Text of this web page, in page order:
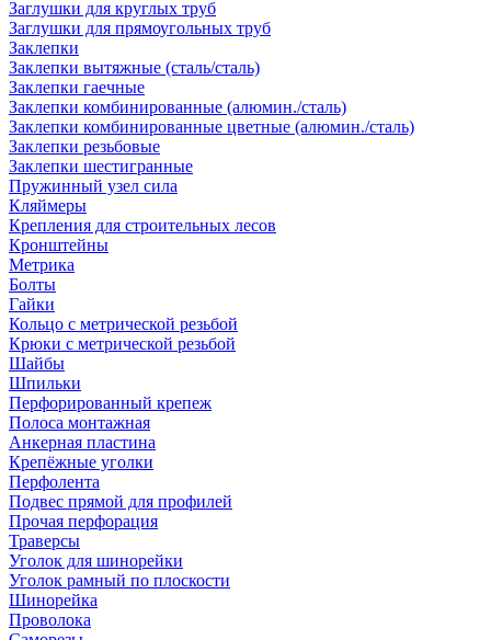
Заглушки для круглых труб
Заглушки для прямоугольных труб
Заклепки
Заклепки вытяжные (сталь/сталь)
Заклепки гаечные
Заклепки комбинированные (алюмин./сталь)
Заклепки комбинированные цветные (алюмин./сталь)
Заклепки резьбовые
Заклепки шестигранные
Пружинный узел сила
Кляймеры
Крепления для строительных лесов
Кронштейны
Метрика
Болты
Гайки
Кольцо с метрической резьбой
Крюки с метрической резьбой
Шайбы
Шпильки
Перфорированный крепеж
Полоса монтажная
Анкерная пластина
Крепёжные уголки
Перфолента
Подвес прямой для профилей
Прочая перфорация
Траверсы
Уголок для шинорейки
Уголок рамный по плоскости
Шинорейка
Проволока